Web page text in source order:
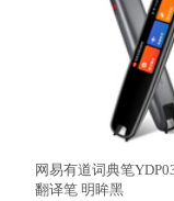
网易有道词典笔
翻译笔 明眸黑